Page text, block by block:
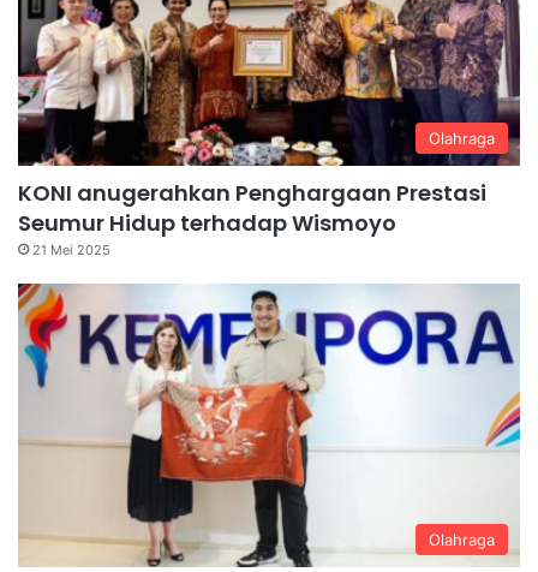
Olahraga
KONI anugerahkan Penghargaan Prestasi
Seumur Hidup terhadap Wismoyo
21 Mei 2025
Olahraga